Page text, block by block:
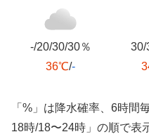
-/20/30/30％
36℃/-
30/
「%」は降水確率、6時間
18時/18〜24時」の順で表